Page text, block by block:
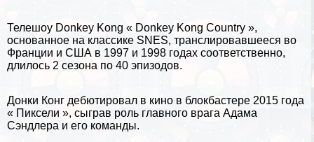
Телешоу Donkey Kong « Donkey Kong Country »,
основанное на классике SNES, трaнcлировавшееся во
Франции и США в 1997 и 1998 годах соответственно,
длилось 2 сезона по 40 эпизодов.
Донки Конг дебютировал в кино в блокбастере 2015 года
« Пиксели », сыграв роль главного врага Адама
Сэндлера и его комaнды.